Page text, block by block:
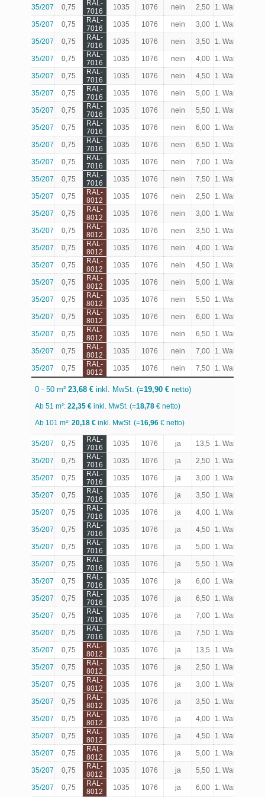
35/207 0,75
RAL-
7016
1035 1076 nein 2,50 1. Wahl
35/207 0,75
RAL-
7016
1035 1076 nein 3,00 1. Wahl
35/207 0,75
RAL-
7016
1035 1076 nein 3,50 1. Wahl
35/207 0,75
RAL-
7016
1035 1076 nein 4,00 1. Wahl
35/207 0,75
RAL-
7016
1035 1076 nein 4,50 1. Wahl
35/207 0,75
RAL-
7016
1035 1076 nein 5,00 1. Wahl
35/207 0,75
RAL-
7016
1035 1076 nein 5,50 1. Wahl
35/207 0,75
RAL-
7016
1035 1076 nein 6,00 1. Wahl
35/207 0,75
RAL-
7016
1035 1076 nein 6,50 1. Wahl
35/207 0,75
RAL-
7016
1035 1076 nein 7,00 1. Wahl
35/207 0,75
RAL-
7016
1035 1076 nein 7,50 1. Wahl
35/207 0,75
RAL-
8012
1035 1076 nein 2,50 1. Wahl
35/207 0,75
RAL-
8012
1035 1076 nein 3,00 1. Wahl
35/207 0,75
RAL-
8012
1035 1076 nein 3,50 1. Wahl
35/207 0,75
RAL-
8012
1035 1076 nein 4,00 1. Wahl
35/207 0,75
RAL-
8012
1035 1076 nein 4,50 1. Wahl
35/207 0,75
RAL-
8012
1035 1076 nein 5,00 1. Wahl
35/207 0,75
RAL-
8012
1035 1076 nein 5,50 1. Wahl
35/207 0,75
RAL-
8012
1035 1076 nein 6,00 1. Wahl
35/207 0,75
RAL-
8012
1035 1076 nein 6,50 1. Wahl
35/207 0,75
RAL-
8012
1035 1076 nein 7,00 1. Wahl
35/207 0,75
RAL-
8012
1035 1076 nein 7,50 1. Wahl
0 - 50 m² 23,68 € inkl. MwSt. (=19,90 € netto)
Ab 51 m²: 22,35 € inkl. MwSt. (=18,78 € netto)
Ab 101 m²: 20,18 € inkl. MwSt. (=16,96 € netto)
35/207 0,75
RAL-
7016
1035 1076 ja 13,5 1. Wahl
35/207 0,75
RAL-
7016
1035 1076 ja 2,50 1. Wahl
35/207 0,75
RAL-
7016
1035 1076 ja 3,00 1. Wahl
35/207 0,75
RAL-
7016
1035 1076 ja 3,50 1. Wahl
35/207 0,75
RAL-
7016
1035 1076 ja 4,00 1. Wahl
35/207 0,75
RAL-
7016
1035 1076 ja 4,50 1. Wahl
35/207 0,75
RAL-
7016
1035 1076 ja 5,00 1. Wahl
35/207 0,75
RAL-
7016
1035 1076 ja 5,50 1. Wahl
35/207 0,75
RAL-
7016
1035 1076 ja 6,00 1. Wahl
35/207 0,75
RAL-
7016
1035 1076 ja 6,50 1. Wahl
35/207 0,75
RAL-
7016
1035 1076 ja 7,00 1. Wahl
35/207 0,75
RAL-
7016
1035 1076 ja 7,50 1. Wahl
35/207 0,75
RAL-
8012
1035 1076 ja 13,5 1. Wahl
35/207 0,75
RAL-
8012
1035 1076 ja 2,50 1. Wahl
35/207 0,75
RAL-
8012
1035 1076 ja 3,00 1. Wahl
35/207 0,75
RAL-
8012
1035 1076 ja 3,50 1. Wahl
35/207 0,75
RAL-
8012
1035 1076 ja 4,00 1. Wahl
35/207 0,75
RAL-
8012
1035 1076 ja 4,50 1. Wahl
35/207 0,75
RAL-
8012
1035 1076 ja 5,00 1. Wahl
35/207 0,75
RAL-
8012
1035 1076 ja 5,50 1. Wahl
35/207 0,75
RAL-
8012
1035 1076 ja 6,00 1. Wahl